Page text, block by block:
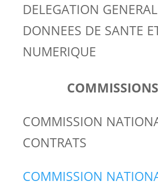
DELEGATION
DONNEES DE SANTE
NUMERIQUE
COMMISSIONS
COMMISSION
CONTRATS
COMMISSION